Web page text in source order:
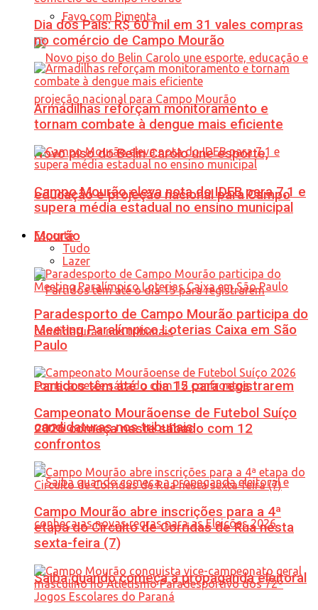
Favo com Pimenta
Novo piso do Belin Carolo une esporte,
educação e projeção nacional para Campo
Mourão
Partidos têm até o dia 15 para registrarem
candidaturas nos tribunais
Saiba quando começa a propaganda eleitoral
Dia dos Pais: R$ 60 mil em 31 vales compras
no comércio de Campo Mourão
Armadilhas reforçam monitoramento e
tornam combate à dengue mais eficiente
Campo Mourão eleva nota do IDEB para 7,1 e
supera média estadual no ensino municipal
Esporte
Tudo
Lazer
Paradesporto de Campo Mourão participa do
Meeting Paralímpico Loterias Caixa em São
Paulo
Campeonato Mourãoense de Futebol Suíço
2026 começa neste sábado com 12
confrontos
Campo Mourão abre inscrições para a 4ª
etapa do Circuito de Corridas de Rua nesta
sexta-feira (7)